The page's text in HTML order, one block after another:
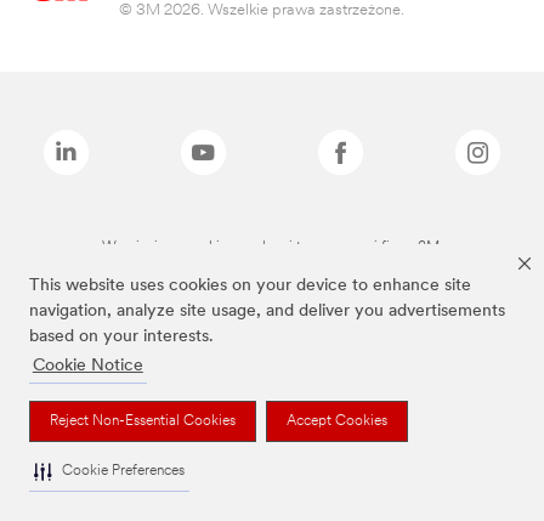
This website uses cookies on your device to enhance site
navigation, analyze site usage, and deliver you advertisements
based on your interests.
Cookie Notice
Reject Non-Essential Cookies Accept Cookies
Cookie Preferences
© 3M 2026. Wszelkie prawa zastrzeżone.
Wymienione marki są znakami towarowymi firmy 3M.